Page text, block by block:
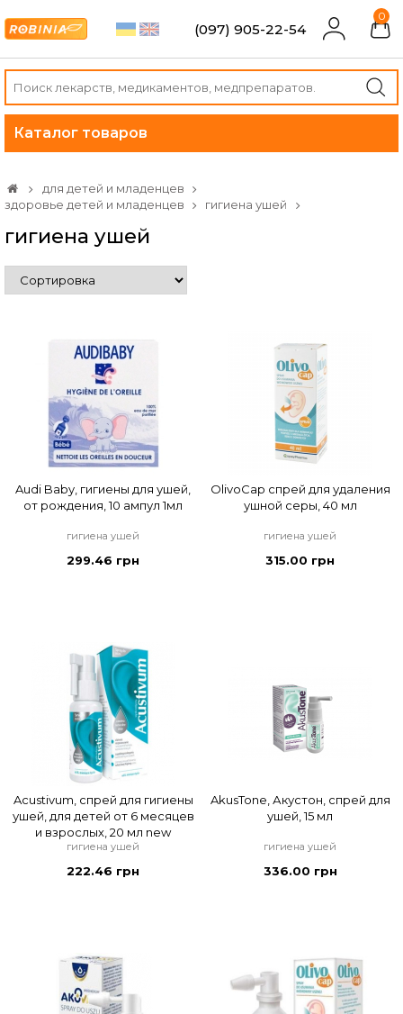
(097) 905-22-54
0
Каталог товаров
для детей и младенцев
здоровье детей и младенцев
гигиена ушей
гигиена ушей
Audi Baby, гигиены для ушей,
от рождения, 10 ампул 1мл
гигиена ушей
299.46 грн
OlivoCap спрей для удаления
ушной серы, 40 мл
гигиена ушей
315.00 грн
Acustivum, спрей для гигиены
ушей, для детей от 6 месяцев
и взрослых, 20 мл new
гигиена ушей
222.46 грн
AkusTone, Акустон, спрей для
ушей, 15 мл
гигиена ушей
336.00 грн